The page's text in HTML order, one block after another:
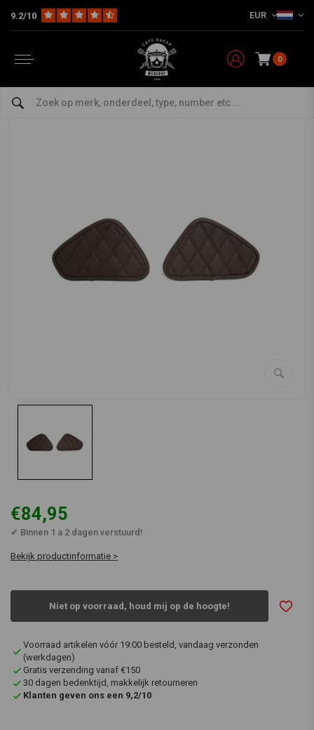
9.2/10 EUR
0
Model Specifiek BMW K100
Bmw K100 K75 Kniebeschermers Tankkleur:
Bruin, Naaitype: Vierkant, Quadrate
€84,95
✔ Binnen 1 a 2 dagen verstuurd!
Bekijk productinformatie >
Niet op voorraad, houd mij op de hoogte!
Voorraad artikelen vóór 19:00 besteld, vandaag verzonden
(werkdagen)
Gratis verzending vanaf €150
30 dagen bedenktijd, makkelijk retourneren
Klanten geven ons een 9,2/10